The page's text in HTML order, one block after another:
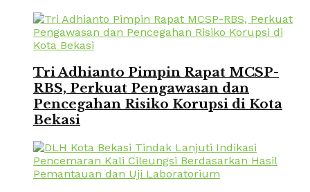
Tri Adhianto Pimpin Rapat MCSP-
RBS, Perkuat Pengawasan dan
Pencegahan Risiko Korupsi di Kota
Bekasi